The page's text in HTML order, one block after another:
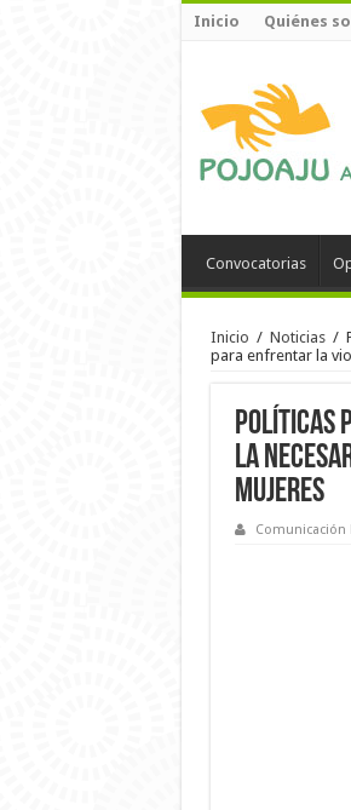
Inicio Quiénes
Convocatorias
Inicio / Noticias /
para enfrentar la
Políticas
la
mujeres
Comunicación